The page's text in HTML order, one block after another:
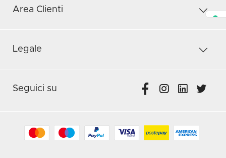
Area Clienti
Legale
Seguici su